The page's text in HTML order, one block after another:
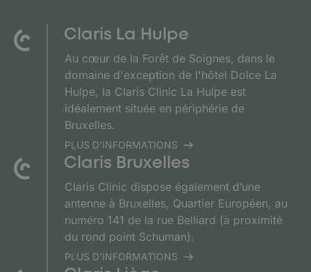
Claris La Hulpe
Au cœur de la Forêt de Soignes, dans le
domaine d'exception de l'hôtel Dolce La
Hulpe, la Claris Clinic La Hulpe est
idéalement située en périphérie de
Bruxelles.
PLUS D'INFORMATIONS
Claris Bruxelles
Claris Clinic dispose également d’une
antenne à Bruxelles, Quartier Européen, au
numéro 141 de la rue Belliard (à proximité
du rond point Schuman).
PLUS D'INFORMATIONS